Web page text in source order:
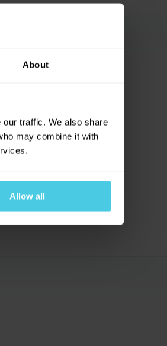
About
traffic. We also share
may combine it with
Allow all